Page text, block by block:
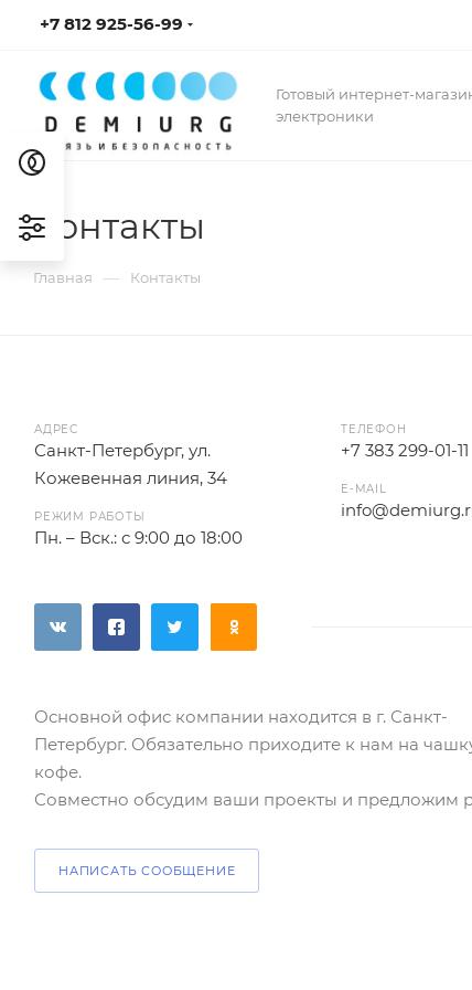
+7 812 925-56-99
Готовый интернет-
электроники
Контакты
Главная — Контакты
АДРЕС
Санкт-Петербург, ул.
Кожевенная линия, 34
РЕЖИМ РАБОТЫ
Пн. – Вск.: с 9:00 до 18:00
ТЕЛЕФОН
+7 383 299-01-11
E-MAIL
Основной офис компании находится в г. Санкт-
Петербург. Обязательно приходите к нам на
кофе.
Совместно обсудим ваши проекты и предложим
НАПИСАТЬ СООБЩЕНИЕ